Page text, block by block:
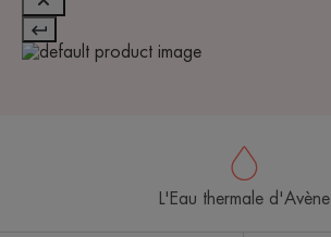
L'Eau thermale d'Avène